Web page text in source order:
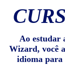
Ao estudar
Wizard, você
idioma para